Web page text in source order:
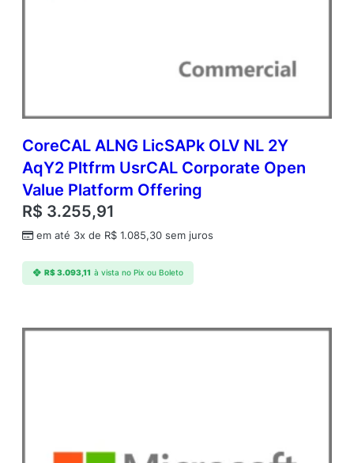
CoreCAL ALNG LicSAPk OLV NL 2Y
AqY2 Pltfrm UsrCAL Corporate Open
Value Platform Offering
R$ 3.255,91
em até 3x de R$ 1.085,30 sem juros
R$3.093,11 à vista no Pix ou Boleto